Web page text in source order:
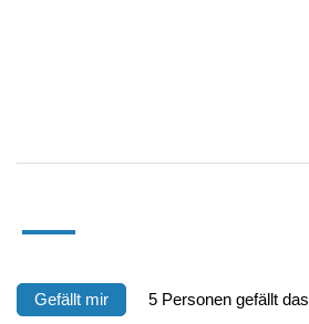
Gefällt mir 5 Personen gefällt das